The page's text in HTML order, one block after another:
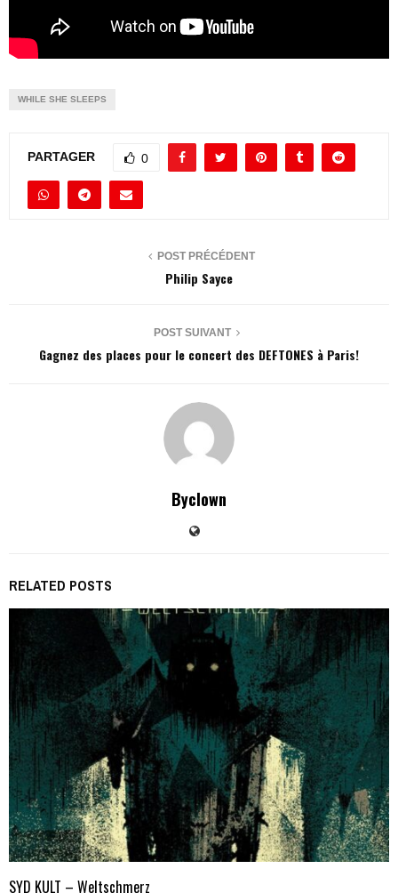
WHILE SHE SLEEPS
PARTAGER 0
POST PRÉCÉDENT
Philip Sayce
POST SUIVANT
Gagnez des places pour le concert des DEFTONES à Paris!
Byclown
RELATED POSTS
SYD KULT – Weltschmerz